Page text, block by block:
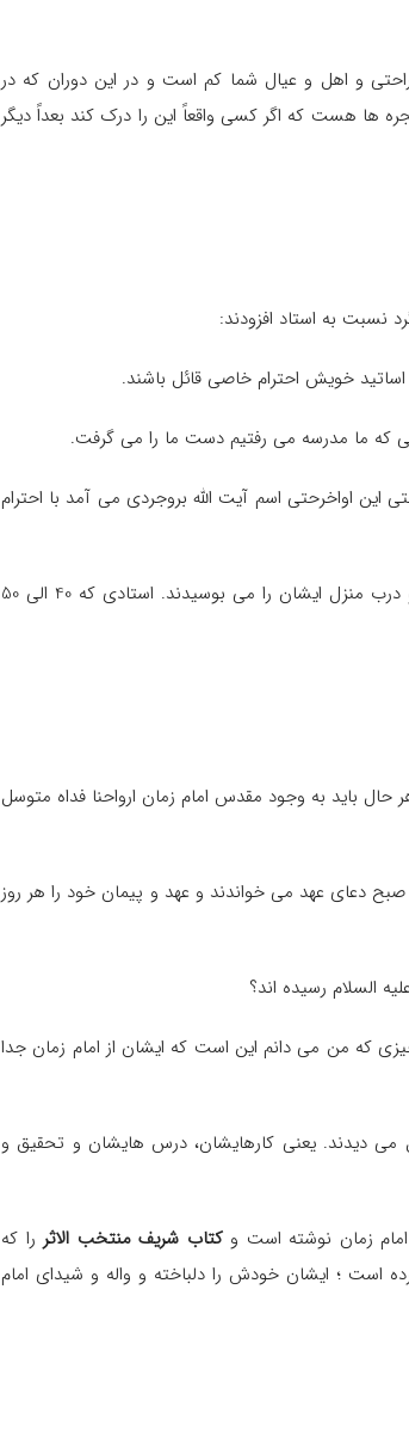
و اهل و عیال شما کم است و در این دوران که در
هست که اگر کسی واقعاً این را درک کند بعداً دیگر
نسبت به استاد افزودند:
خویش احترام خاصی قائل باشند.
که ما مدرسه می رفتیم دست ما را می گرفت.
این اواخرحتی اسم آیت الله بروجردی می آمد با احترام
هر وقتی که از جلوی منزل آیت الله بروجردی رد می شدند، می ایستادند و درب منزل ایشان را می بوسیدند. استادی که 40 الی 50
باید به وجود مقدس امام زمان ارواحنا فداه متوسل
صبح دعای عهد می خواندند و عهد و پیمان خود را هر روز
السلام رسیده اند؟
که من می دانم این است که ایشان از امام زمان جدا
دیدند. یعنی کارهایشان، درس هایشان و تحقیق و
کتاب شریف منتخب الاثررا که
است ؛ ایشان خودش را دلباخته و واله و شیدای امام